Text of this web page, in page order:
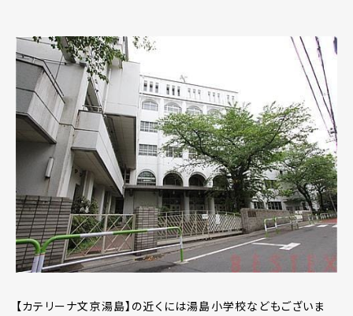
【カテリーナ文京湯島】の近くには湯島小学校などもございま